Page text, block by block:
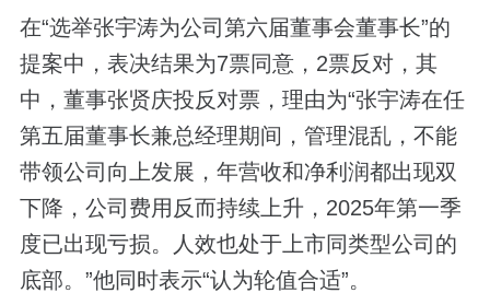
在“选举张宇涛为公司第六届董事会董事长”的
提案中，表决结果为7票同意，2票反对，其
中，董事张贤庆投反对票，理由为“张宇涛在任
第五届董事长兼总经理期间，管理混乱，不能
带领公司向上发展，年营收和净利润都出现双
下降，公司费用反而持续上升，2025年第一季
度已出现亏损。人效也处于上市同类型公司的
底部。”他同时表示“认为轮值合适”。